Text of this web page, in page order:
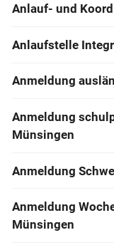
Anlauf- und
Anlaufstelle
Anmeldung
Anmeldung
Münsingen
Anmeldung
Anmeldung
Münsingen